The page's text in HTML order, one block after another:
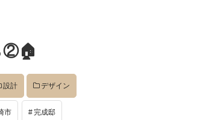
②🏠
設計 デザイン
市 完成邸